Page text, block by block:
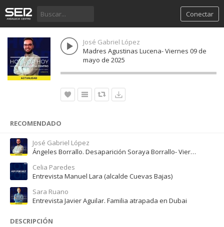
Conectar
José Gabriel López
Madres Agustinas Lucena- Viernes 09 de
mayo de 2025
RECOMENDADO
José Gabriel López
Ángeles Borrallo. Desaparición Soraya Borrallo- Viernes 14 de marzo de 2025
Celia Paredes
Entrevista Manuel Lara (alcalde Cuevas Bajas)
Sara Ruano
Entrevista Javier Aguilar. Familia atrapada en Dubai
DESCRIPCIÓN